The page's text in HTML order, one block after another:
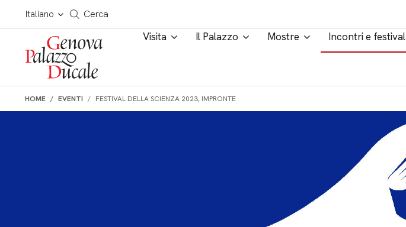
Salta al contenuto
Italiano
Cerca in tutto il sito
Cerca
Visita Il Palazzo Mostre Incontri e festival
HOME EVENTI FESTIVAL DELLA SCIENZA 2023, IMPRONTE